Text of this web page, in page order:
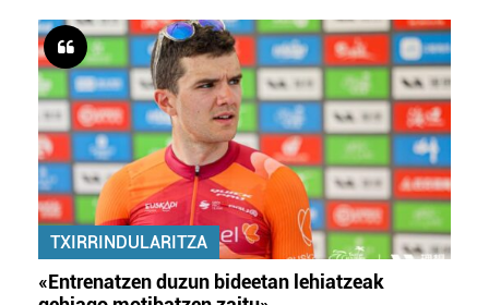
TXIRRINDULARITZA
«Entrenatzen duzun bideetan lehiatzeak